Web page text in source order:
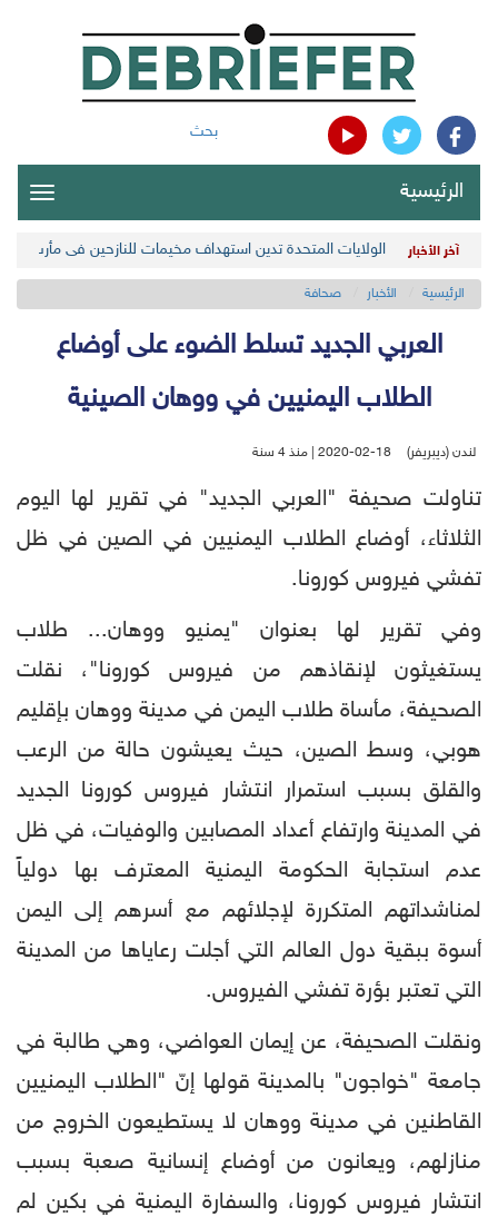
بحث
الرئيسية
آخر الأخبار الولايات المتحدة تدين استهداف مخيمات للنازحين في مأرب
الرئيسية الأخبار صحافة
العربي الجديد تسلط الضوء على أوضاع
الطلاب اليمنيين في ووهان الصينية
لندن (ديبريفر) 2020-02-18 | منذ 4 سنة
تناولت صحيفة "العربي الجديد" في تقرير لها اليوم
الثلاثاء، أوضاع الطلاب اليمنيين في الصين في ظل
تفشي فيروس كورونا.
وفي تقرير لها بعنوان "يمنيو ووهان... طلاب
يستغيثون لإنقاذهم من فيروس كورونا"، نقلت
الصحيفة، مأساة طلاب اليمن في مدينة ووهان بإقليم
هوبي، وسط الصين، حيث يعيشون حالة من الرعب
والقلق بسبب استمرار انتشار فيروس كورونا الجديد
في المدينة وارتفاع أعداد المصابين والوفيات، في ظل
عدم استجابة الحكومة اليمنية المعترف بها دولياً
لمناشداتهم المتكررة لإجلائهم مع أسرهم إلى اليمن
أسوة ببقية دول العالم التي أجلت رعاياها من المدينة
التي تعتبر بؤرة تفشي الفيروس.
ونقلت الصحيفة، عن إيمان العواضي، وهي طالبة في
جامعة "خواجون" بالمدينة قولها إنّ "الطلاب اليمنيين
القاطنين في مدينة ووهان لا يستطيعون الخروج من
منازلهم، ويعانون من أوضاع إنسانية صعبة بسبب
انتشار فيروس كورونا، والسفارة اليمنية في بكين لم